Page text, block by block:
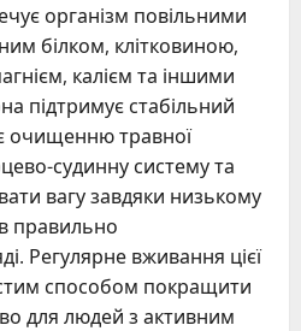
організм повільними
білком, клітковиною,
калієм та іншими
підтримує стабільний
очищенню травної
судинну систему та
вагу завдяки низькому
правильно
Регулярне вживання цієї
способом покращити
для людей з активним